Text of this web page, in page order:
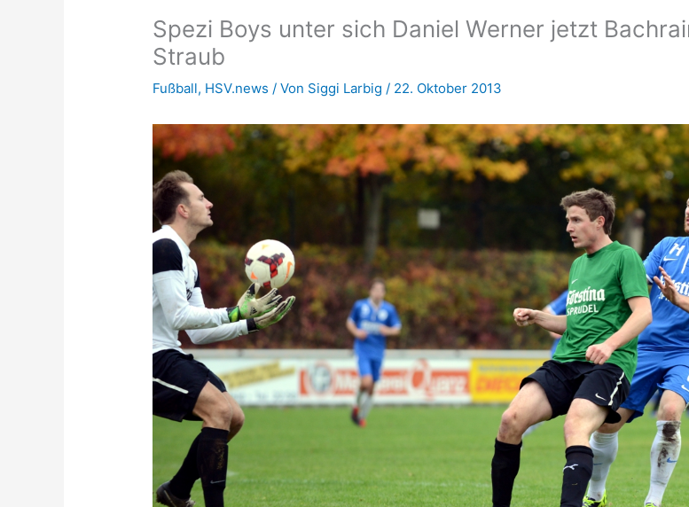
Spezi Boys unter sich Daniel Werner jetzt
Straub
Fußball, HSV.news / Von Siggi Larbig/ 22. Oktober 2013